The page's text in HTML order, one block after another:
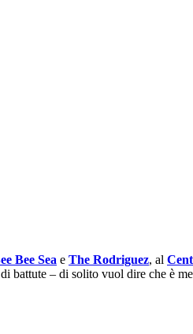
Bee Sea e The Rodriguez, al
battute – di solito vuol dire che è